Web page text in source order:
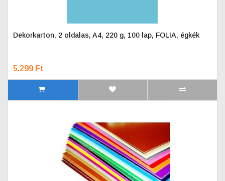
Dekorkarton, 2 oldalas, A4, 220 g, 100 lap, FOLIA, égkék
5.299 Ft